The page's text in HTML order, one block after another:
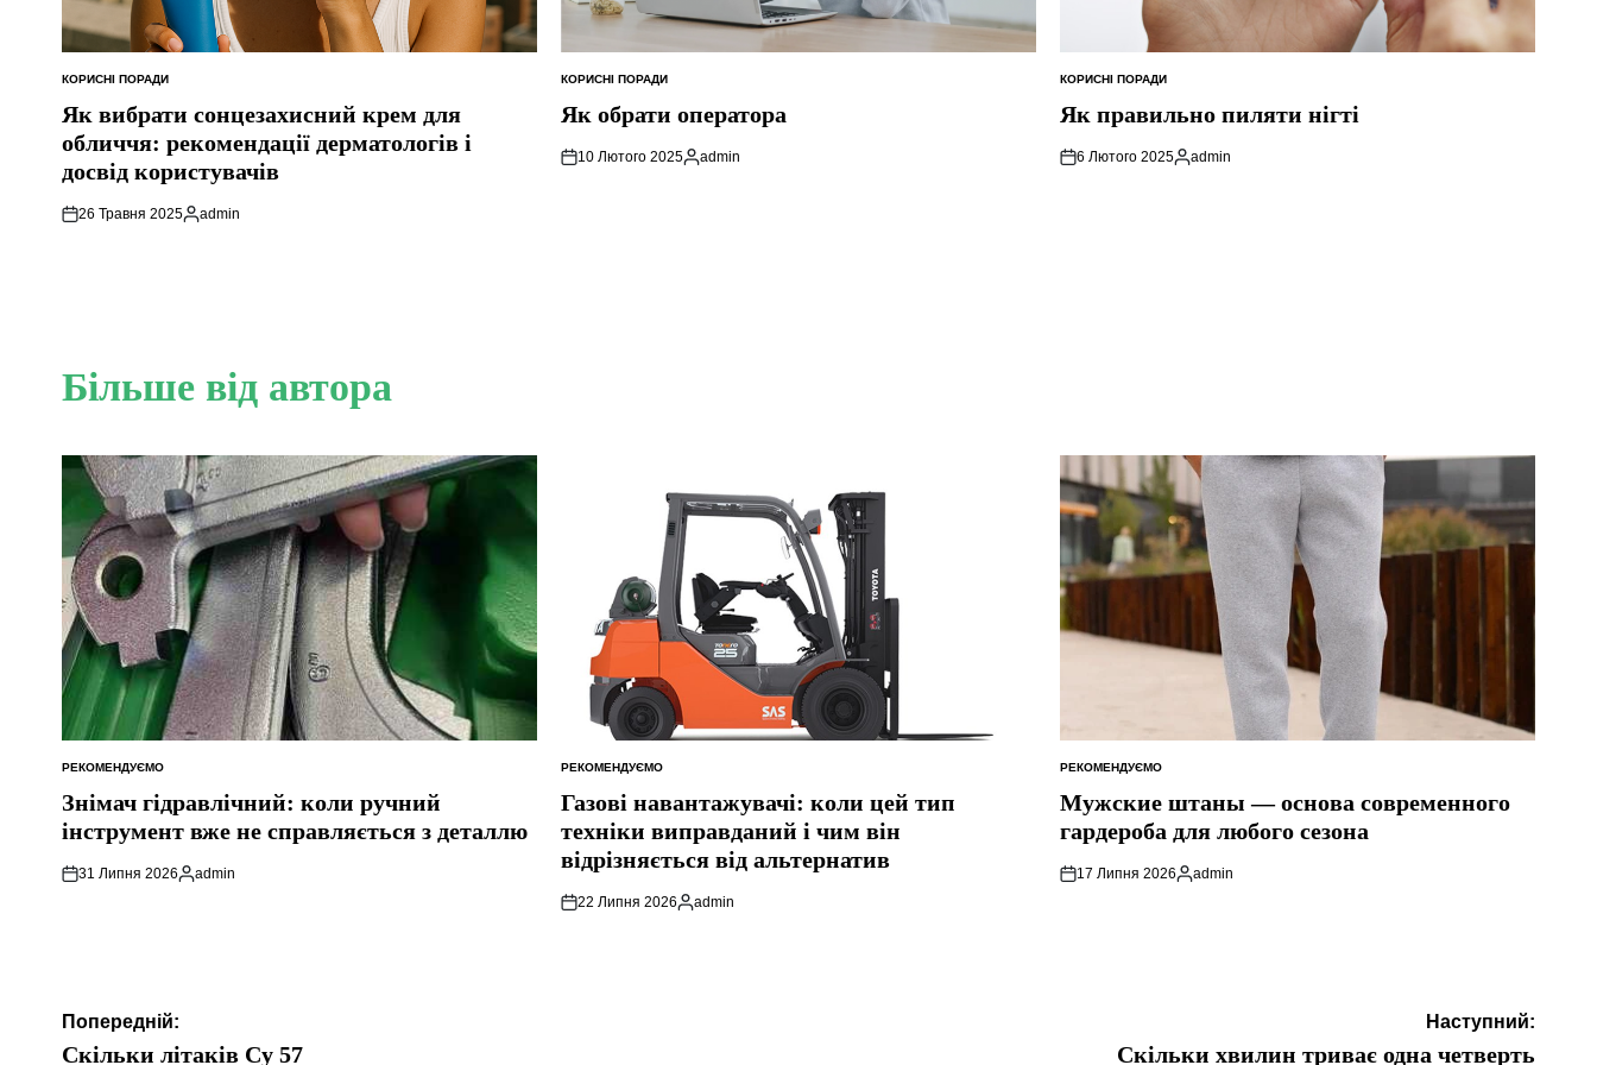
ОПУБЛІКУВАТИ
КОРИСНІ ПОРАДИ
Як вибрати сонцезахисний крем для
обличчя: рекомендації дерматологів і
досвід користувачів
26 Травня 2025
Опубліковано
admin
ОПУБЛІКУВАТИ
КОРИСНІ ПОРАДИ
Як обрати оператора
10 Лютого 2025
Опубліковано
admin
ОПУБЛІКУВАТИ
КОРИСНІ ПОРАДИ
Як правильно пиляти нігті
6 Лютого 2025
Опубліковано
admin
Більше від автора
ОПУБЛІКУВАТИ
РЕКОМЕНДУЄМО
Знімач гідравлічний: коли ручний
інструмент вже не справляється з деталлю
31 Липня 2026
Опубліковано
admin
ОПУБЛІКУВАТИ
РЕКОМЕНДУЄМО
Газові навантажувачі: коли цей тип
техніки виправданий і чим він
відрізняється від альтернатив
22 Липня 2026
Опубліковано
admin
ОПУБЛІКУВАТИ
РЕКОМЕНДУЄМО
Мужские штаны — основа современного
гардероба для любого сезона
17 Липня 2026
Опубліковано
admin
Навігація
записів
Попередній:
Скільки літаків Су 57
Наступний:
Скільки хвилин триває одна четверть